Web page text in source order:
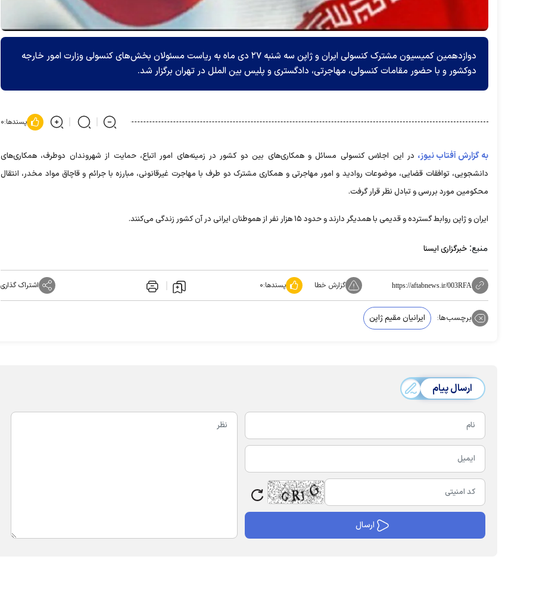
دوازدهمین کمیسیون مشترک کنسولی ایران و ژاپن سه شنبه ۲۷ دی ماه به ریاست مسئولان بخش‌های کنسولی وزارت امور خارجه
دوکشور و با حضور مقامات کنسولی، مهاجرتی، دادگستری و پلیس بین الملل در تهران برگزار شد.
پسندها:۰
به گزارش آفتاب نیوز، در این اجلاس کنسولی مسائل و همکاری‌های بین دو کشور در زمینه‌های امور اتباع، حمایت از شهروندان دوطرف، همکاری‌های
دانشجویی، توافقات قضایی، موضوعات روادید و امور مهاجرتی و همکاری مشترک دو طرف با مهاجرت غیرقانونی، مبارزه با جرائم و قاچاق مواد مخدر، انتقال
محکومین مورد بررسی و تبادل نظر قرار گرفت.
ایران و ژاپن روابط گسترده ‌و قدیمی با همدیگر دارند و حدود ۱۵ هزار نفر از هموطنان ایرانی در آن کشور زندگی می‌کنند.
منبع: خبرگزاری ایسنا
https://aftabnews.ir/003RFA گزارش خطا پسندها:۰ اشتراک گذاری
برچسب‌ها: ایرانیان مقیم ژاپن
ارسال پیام